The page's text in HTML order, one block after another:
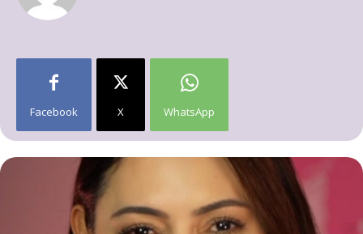
Facebook X WhatsApp